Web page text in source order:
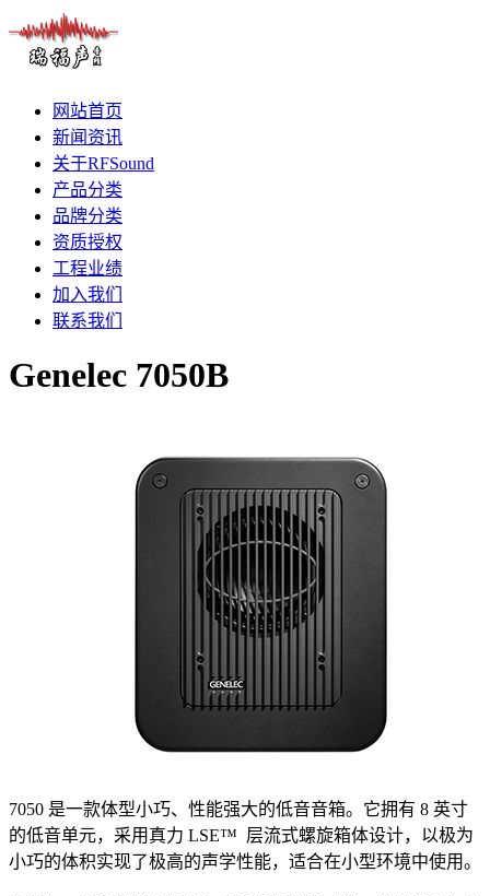
网站首页
新闻资讯
关于RFSound
产品分类
品牌分类
资质授权
工程业绩
加入我们
联系我们
Genelec 7050B
7050 是一款体型小巧、性能强大的低音音箱。它拥有 8 英寸
的低音单元，采用真力 LSE™ 层流式螺旋箱体设计，以极为
小巧的体积实现了极高的声学性能，适合在小型环境中使用。